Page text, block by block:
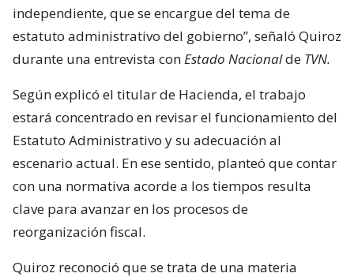
independiente, que se encargue del tema de
estatuto administrativo del gobierno”, señaló Quiroz
durante una entrevista con Estado Nacionalde TVN.
Según explicó el titular de Hacienda, el trabajo
estará concentrado en revisar el funcionamiento del
Estatuto Administrativo y su adecuación al
escenario actual. En ese sentido, planteó que contar
con una normativa acorde a los tiempos resulta
clave para avanzar en los procesos de
reorganización fiscal.
Quiroz reconoció que se trata de una materia